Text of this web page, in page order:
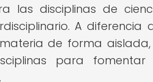
las disciplinas de
A diferencia
de forma aislada,
para fomentar